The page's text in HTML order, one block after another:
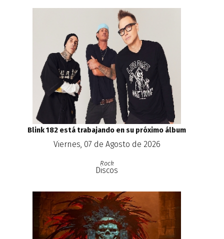
Blink 182 está trabajando en su próximo álbum
Viernes, 07 de Agosto de 2026
Rock
Discos